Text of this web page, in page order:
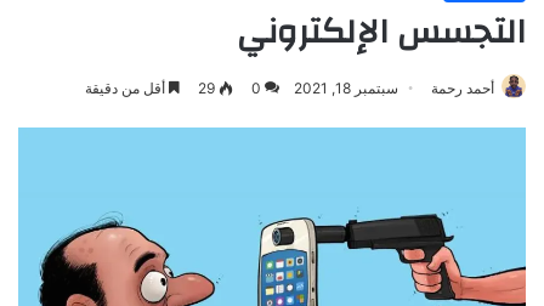
التجسس الإلكتروني
أحمد رحمة سبتمبر 18, 2021 0
29 أقل من دقيقة